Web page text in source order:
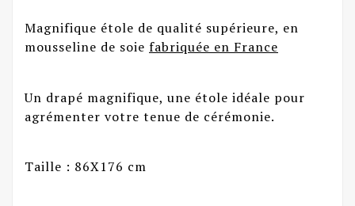
Magnifique étole de qualité supérieure, en
mousseline de soie fabriquée en France
Un drapé magnifique, une étole idéale pour
agrémenter votre tenue de cérémonie.
Taille : 86X176 cm